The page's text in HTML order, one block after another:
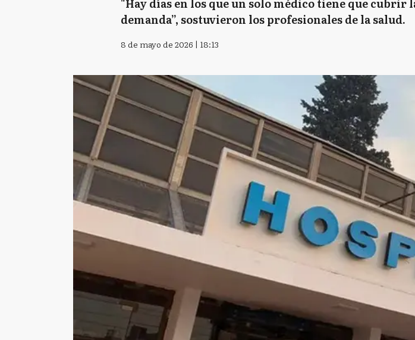
"Hay días en los que un solo médico tiene que
demanda”, sostuvieron los profesionales de la salud.
8 de mayo de 2026 | 18:13